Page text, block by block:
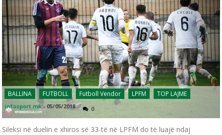
BALLINA FUTBOLL Futboll Vendor LPFM TOP LAJME
infosport.mk - 05/05/2018 0
Sileksi në duelin e xhiros së 33-të në LPFM do të luajë ndaj